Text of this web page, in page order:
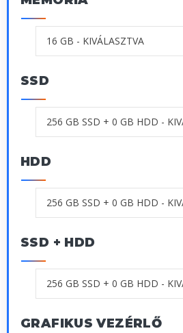
SSD
HDD
SSD + HDD
GRAFIKUS VEZÉRLŐ